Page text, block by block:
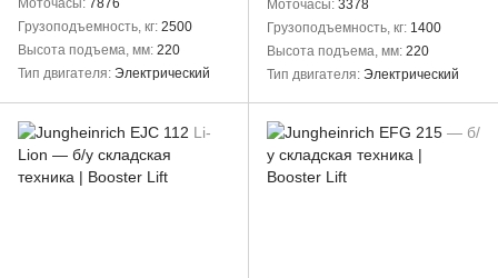
Моточасы 7876
Грузоподъемность, кг 2500
Высота подъема, мм 220
Тип двигателя Электрический
Моточасы 3378
Грузоподъемность, кг 1400
Высота подъема, мм 220
Тип двигателя Электрический